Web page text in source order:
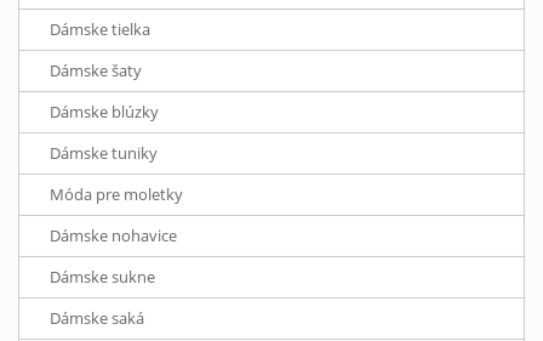
Dámske tielka
Dámske šaty
Dámske blúzky
Dámske tuniky
Móda pre moletky
Dámske nohavice
Dámske sukne
Dámske saká